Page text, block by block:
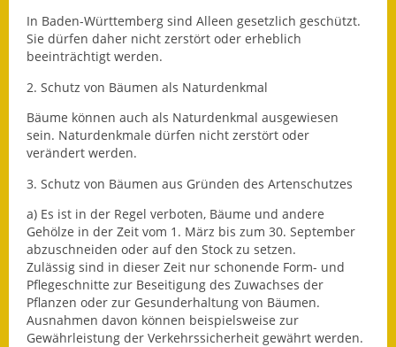
Mitteilungsblatt
Ortsplan
Schadensmeldung
Straßenbau
Landesstraße
Kreisstraße
Umleitungsplan
In Baden-Württemberg sind Alleen gesetzlich geschützt.
Sie dürfen daher nicht zerstört oder erheblich
beeinträchtigt werden.
2. Schutz von Bäumen als Naturdenkmal
Bäume können auch als Naturdenkmal ausgewiesen
sein. Naturdenkmale dürfen nicht zerstört oder
verändert werden.
3. Schutz von Bäumen aus Gründen des Artenschutzes
a) Es ist in der Regel verboten, Bäume und andere
Gehölze in der Zeit vom 1. März bis zum 30. September
abzuschneiden oder auf den Stock zu setzen.
Zulässig sind in dieser Zeit nur schonende Form- und
Pflegeschnitte zur Beseitigung des Zuwachses der
Pflanzen oder zur Gesunderhaltung von Bäumen.
Ausnahmen davon können beispielsweise zur
Gewährleistung der Verkehrssicherheit gewährt werden.